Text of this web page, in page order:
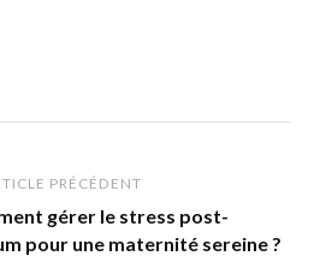
PRÉCÉDENT
gérer le stress post-
pour une maternité sereine ?